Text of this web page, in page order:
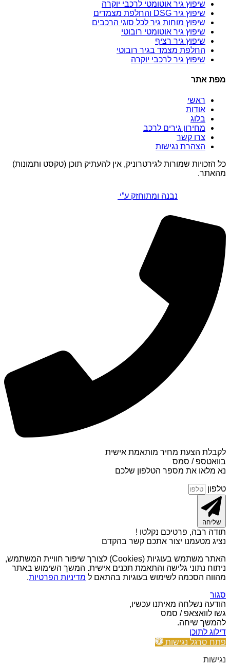
שיפוץ גיר אוטומטי לרכבי יוקרה
שיפוץ גיר DSG והחלפת מצמדים
שיפוץ מוחות גיר לכל סוגי הרכבים
שיפוץ גיר אוטומטי רובוטי
שיפוץ גיר רציף
החלפת מצמד בגיר רובוטי
שיפוץ גיר לרכבי יוקרה
מפת אתר
ראשי
אודות
בלוג
מחירון גירים לרכב
צרו קשר
הצהרת נגישות
כל הזכויות שמורות לגירטרוניק, אין להעתיק תוכן (טקסט ותמונות)
מהאתר.
נבנה ומתוחזק ע”י
לקבלת הצעת מחיר מותאמת אישית
בוואטספ / סמס
נא מלאו את מספר הטלפון שלכם
טלפון
שליחה
תודה רבה, פרטיכם נקלטו !
נציג מטעמנו יצור אתכם קשר בהקדם
האתר משתמש בעוגיות (Cookies) לצורך שיפור חוויית המשתמש,
ניתוח נתוני גלישה והתאמת תכנים אישית. המשך השימוש באתר
מהווה הסכמה לשימוש בעוגיות בהתאם ל מדיניות הפרטיות.
סגור
הודעה נשלחה מאיתנו עכשיו,
גשו לוואצאפ / סמס
להמשך שיחה.
דילוג לתוכן
פתח סרגל נגישות
נגישות